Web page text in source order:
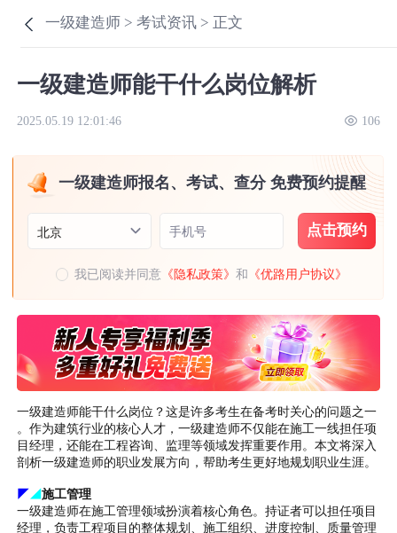
一级建造师 >考试资讯 > 正文
一级建造师能干什么岗位解析
2025.05.19 12:01:46 106
一级建造师报名、考试、查分 免费预约提醒
北京 手机号 点击预约
我已阅读并同意 《隐私政策》和 《优路用户协议》
一级建造师能干什么岗位？这是许多考生在备考时关心的问题之一
。作为建筑行业的核心人才，一级建造师不仅能在施工一线担任项
目经理，还能在工程咨询、监理等领域发挥重要作用。本文将深入
剖析一级建造师的职业发展方向，帮助考生更好地规划职业生涯。
◤◢施工管理
一级建造师在施工管理领域扮演着核心角色。持证者可以担任项目
经理，负责工程项目的整体规划、施工组织、进度控制、质量管理